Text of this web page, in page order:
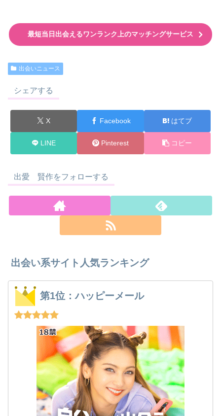
最短当日出会えるワンランク上のマッチングサービス
出会いニュース
シェアする
X Facebook はてブ
LINE Pinterest コピー
出愛 賢作をフォローする
出会い系サイト人気ランキング
第1位：ハッピーメール